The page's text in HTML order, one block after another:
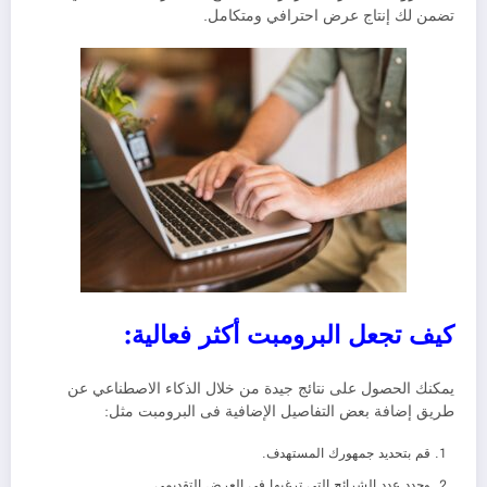
تضمن لك إنتاج عرض احترافي ومتكامل.
كيف تجعل البرومبت أكثر فعالية:
يمكنك الحصول على نتائج جيدة من خلال الذكاء الاصطناعي عن
طريق إضافة بعض التفاصيل الإضافية فى البرومبت مثل:
قم بتحديد جمهورك المستهدف.